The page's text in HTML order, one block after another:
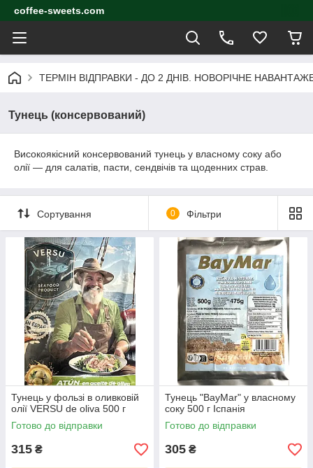
coffee-sweets.com
ТЕРМІН ВІДПРАВКИ - ДО 2 ДНІВ. НОВОРІЧНЕ
Тунець (консервований)
Високоякісний консервований тунець у власному соку або
олії — для салатів, пасти, сендвічів та щоденних страв.
Сортування 0 Фільтри
Тунець у фользі в оливковій
олії VERSU de oliva 500 г
Готово до відправки
315 ₴
Тунець "BayMar" у власному
соку 500 г Іспанія
Готово до відправки
305 ₴